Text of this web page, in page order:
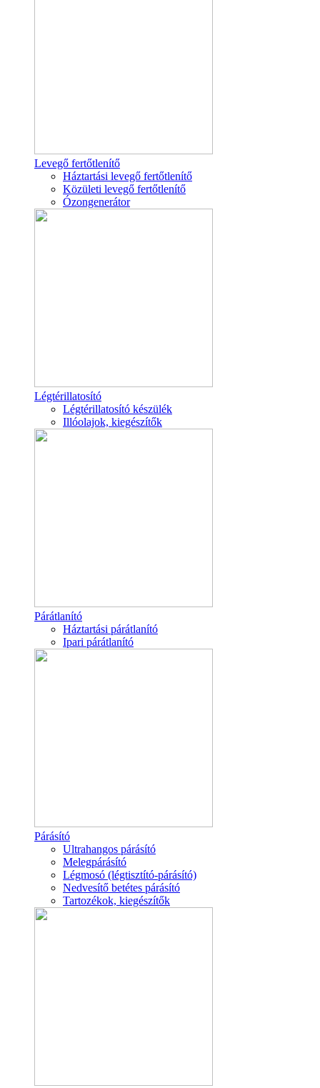
Levegő fertőtlenítő
Háztartási levegő fertőtlenítő
Közületi levegő fertőtlenítő
Ózongenerátor
Légtérillatosító
Légtérillatosító készülék
Illóolajok, kiegészítők
Párátlanító
Háztartási párátlanító
Ipari párátlanító
Párásító
Ultrahangos párásító
Melegpárásító
Légmosó (légtisztító-párásító)
Nedvesítő betétes párásító
Tartozékok, kiegészítők